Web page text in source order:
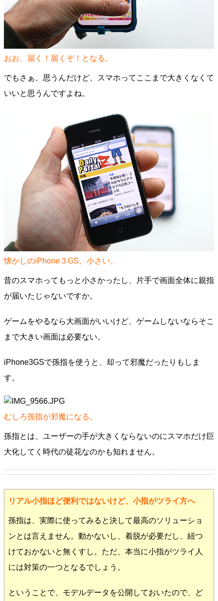
おお、届く！届くぞ！となる。
でもさぁ、思うんだけど、スマホってここまで大きくなくて
いいと思うんですよね。
懐かしのiPhone３GS。小さい。
昔のスマホってもっと小さかったし、片手で画面全体に親指
が届いたじゃないですか。
ゲームをやるなら大画面がいいけど、ゲームしないならそこ
まで大きい画面は必要ない。
iPhone3GSで孫指を使うと、却って邪魔だったりもしま
す。
むしろ孫指が邪魔になる。
孫指とは、ユーザーの手が大きくならないのにスマホだけ巨
大化してく時代の徒花なのかも知れません。
リアル小指ほど便利ではないけど、小指がツライ方へ
孫指は、実際に使ってみると決して最高のソリューショ
ンとは言えません。動かないし、着脱が必要だし、紐つ
けておかないと無くすし。ただ、本当に小指がツライ人
には対策の一つとなるでしょう。
ということで、モデルデータを公開しておいたので、ど